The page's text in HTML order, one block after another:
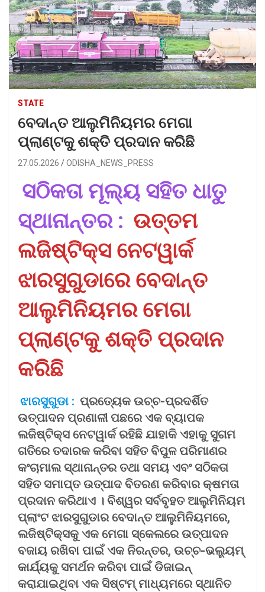
STATE
ବେଦାନ୍ତ ଆଲୁମିନିୟମର ମେଗା
ପ୍ଲାଣ୍ଟକୁ ଶକ୍ତି ପ୍ରଦାନ କରିଛି
27.05.2026 ODISHA_NEWS_PRESS
ସଠିକତା ମୂଲ୍ୟ ସହିତ ଧାତୁ
ସ୍ଥାନାନ୍ତର : ଉତ୍ତମ
ଲଜିଷ୍ଟିକ୍ସ ନେଟୱାର୍କ
ଝାରସୁଗୁଡାରେ ବେଦାନ୍ତ
ଆଲୁମିନିୟମର ମେଗା
ପ୍ଲାଣ୍ଟକୁ ଶକ୍ତି ପ୍ରଦାନ
କରିଛି
ଝାରସୁଗୁଡା : ପ୍ରତ୍ୟେକ ଉଚ୍ଚ-ପ୍ରଦର୍ଶିତ
ଉତ୍ପାଦନ ପ୍ରଣାଳୀ ପଛରେ ଏକ ବ୍ୟାପକ
ଲଜିଷ୍ଟିକ୍ସ ନେଟୱାର୍କ ରହିଛି ଯାହାକି ଏହାକୁ ସୁଗମ
ଗତିରେ ତଦାରକ କରିବା ସହିତ ବିପୁଳ ପରିମାଣର
କଂଚାମାଲ ସ୍ଥାନାନ୍ତର ତଥା ସମୟ ଏବଂ ସଠିକତା
ସହିତ ସମାପ୍ତ ଉତ୍ପାଦ ବିତରଣ କରିବାର କ୍ଷମତା
ପ୍ରଦାନ କରିଥାଏ । ବିଶ୍ୱର ସର୍ବବୃହତ ଆଲୁମିନିୟମ
ପ୍ଲାଂଟ ଝାରସୁଗୁଡାର ବେଦାନ୍ତ ଆଲୁମିନିୟମରେ,
ଲଜିଷ୍ଟିକ୍ସକୁ ଏକ ମେଗା ସ୍କେଲରେ ଉତ୍ପାଦନ
ବଜାୟ ରଖିବା ପାଇଁ ଏକ ନିରନ୍ତର, ଉଚ୍ଚ-ଭଲ୍ୟୁମ୍
କାର୍ଯ୍ୟକୁ ସମର୍ଥନ କରିବା ପାଇଁ ଡିଜାଇନ୍
କରାଯାଇଥିବା ଏକ ସିଷ୍ଟମ୍ ମାଧ୍ୟମରେ ସ୍ଥାନିତ